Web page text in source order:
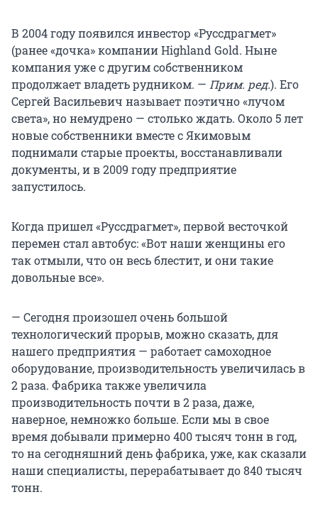
В 2004 году появился инвестор «Руссдрагмет»
(ранее «дочка» компании Highland Gold. Ныне
компания уже с другим собственником
продолжает владеть рудником. — Прим. ред.). Его
Сергей Васильевич называет поэтично «лучом
света», но немудрено — столько ждать. Около 5 лет
новые собственники вместе с Якимовым
поднимали старые проекты, восстанавливали
документы, и в 2009 году предприятие
запустилось.
Когда пришел «Руссдрагмет», первой весточкой
перемен стал автобус: «Вот наши женщины его
так отмыли, что он весь блестит, и они такие
довольные все».
— Сегодня произошел очень большой
технологический прорыв, можно сказать, для
нашего предприятия — работает самоходное
оборудование, производительность увеличилась в
2 раза. Фабрика также увеличила
производительность почти в 2 раза, даже,
наверное, немножко больше. Если мы в свое
время добывали примерно 400 тысяч тонн в год,
то на сегодняшний день фабрика, уже, как сказали
наши специалисты, перерабатывает до 840 тысяч
тонн.